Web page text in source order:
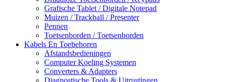
Grafische Tablet / Digitale Notepad
Muizen / Trackball / Presenter
Pennen
Toetsenborden / Toetsenborden
Kabels En Toebehoren
Afstandsbedieningen
Computer Koeling Systemen
Converters & Adapters